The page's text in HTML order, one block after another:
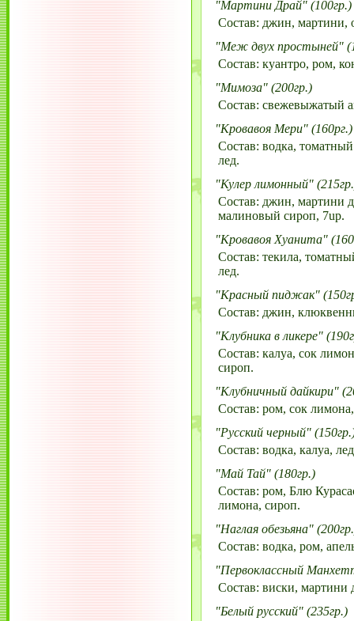
"Мартини Драй" (100гр.)
Состав: джин, мартини,
"Меж двух простыней"
Состав: куантро, ром,
"Мимоза" (200гр.)
Состав: свежевыжатый
"Кровавоя Мери" (160рг.)
Состав: водка,
лед.
"Кулер лимонный"
Состав: джин, мартини
малиновый сироп, 7up.
"Кровавоя Хуанита"
Состав: текила,
лед.
"Красный пиджак"
Состав: джин,
"Клубника в ликере"
Состав: калуа, сок
сироп.
"Клубничный дайкири"
Состав: ром, сок
"Русский черный"
Состав: водка, калуа,
"Май Тай" (180гр.)
Состав: ром, Блю
лимона, сироп.
"Наглая обезьяна"
Состав: водка, ром,
"Первоклассный
Состав: виски, мартини
"Белый русский" (235гр.)